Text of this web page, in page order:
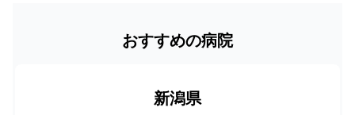
おすすめの病院
新潟県